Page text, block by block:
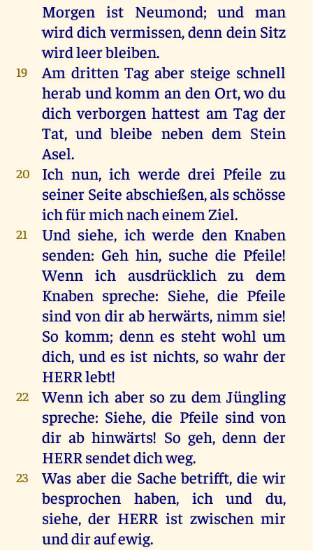
Morgen ist Neumond;und man
wirddichvermissen,denn dein Sitz
wirdleerbleiben.
19 Am dritten Tag aber steige schnell
herab undkomm an den Ort,wo du
dich verborgen hattest am Tag der
Tat,und bleibe neben dem Stein
Asel.
20 Ich nun,ich werde drei Pfeile zu
seiner Seite abschießen,als schösse
ichfürmichnacheinemZiel.
21 Und siehe, ich werde den Knaben
senden: Geh hin, suche die Pfeile!
Wenn ichausdrücklichzu dem
Knaben spreche: Siehe, die Pfeile
sind von dir abherwärts,nimm sie!
So komm; denn es steht wohl um
dich,und es ist nichts, so wahr der
HERRlebt!
22 Wenn ich aber so zu dem Jüngling
spreche: Siehe,die Pfeile sind von
dir ab hinwärts! So geh, denn der
HERRsendetdichweg.
23 Was aber die Sache betrifft,die wir
besprochen haben, ich und du,
siehe,der HERR ist zwischen mir
unddiraufewig.